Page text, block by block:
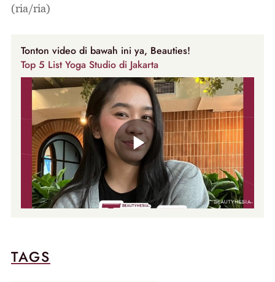
(ria/ria)
Tonton video di bawah ini ya, Beauties!
Top 5 List Yoga Studio di Jakarta
TAGS